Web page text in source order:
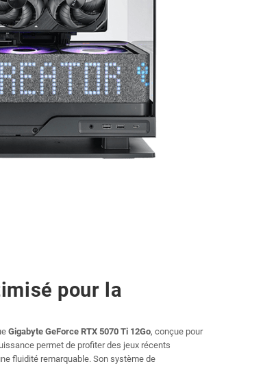
pour la
Gigabyte GeForce RTX 5070 Ti 12Go, conçue pour
permet de profiter des jeux récents
fluidité remarquable. Son système de